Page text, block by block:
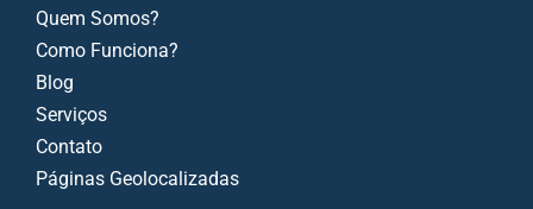
Quem Somos?
Como Funciona?
Blog
Serviços
Contato
Páginas Geolocalizadas